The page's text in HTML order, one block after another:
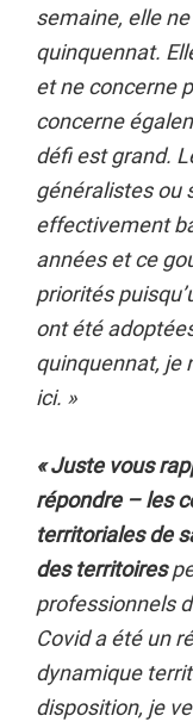
semaine, elle
quinquennat.
et ne concerne
concerne
défi est grand.
généralistes ou
effectivement
années et ce
priorités
ont été
quinquennat, je
ici. »
« Juste vous
répondre – les
territoriales de
des territoires
professionnels
Covid a été un
dynamique
disposition, je